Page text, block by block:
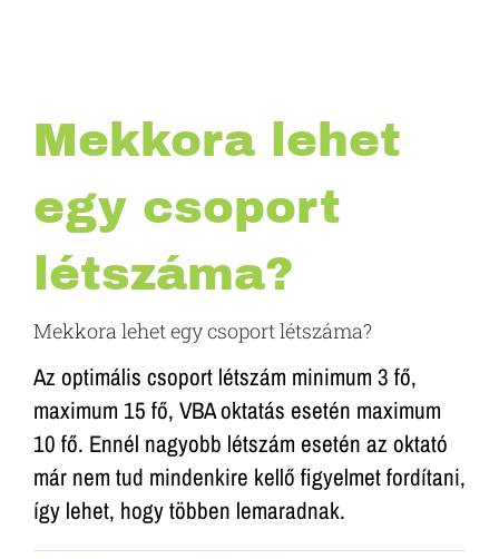
Mekkora lehet
egy csoport
létszáma?
Mekkora lehet egy csoport létszáma?
Az optimális csoport létszám minimum 3 fő,
maximum 15 fő, VBA oktatás esetén maximum
10 fő. Ennél nagyobb létszám esetén az oktató
már nem tud mindenkire kellő figyelmet fordítani,
így lehet, hogy többen lemaradnak.